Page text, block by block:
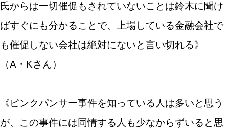
氏からは一切催促もされていないことは鈴木に聞け
ばすぐにも分かることで、上場している金融会社で
も催促しない会社は絶対にないと言い切れる》
（A・Kさん）
《ピンクパンサー事件を知っている人は多いと思う
が、この事件には同情する人も少なからずいると思